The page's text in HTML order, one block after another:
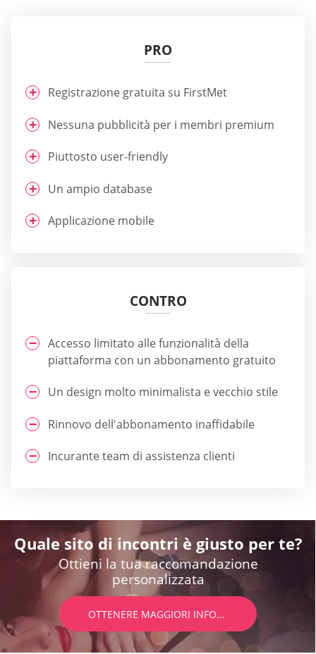
PRO
Registrazione gratuita su FirstMet
Nessuna pubblicità per i membri premium
Piuttosto user-friendly
Un ampio database
Applicazione mobile
CONTRO
Accesso limitato alle funzionalità della
piattaforma con un abbonamento gratuito
Un design molto minimalista e vecchio stile
Rinnovo dell'abbonamento inaffidabile
Incurante team di assistenza clienti
Quale sito di incontri è giusto per te?
Ottieni la tua raccomandazione
personalizzata
OTTENERE MAGGIORI INFORMAZIONI